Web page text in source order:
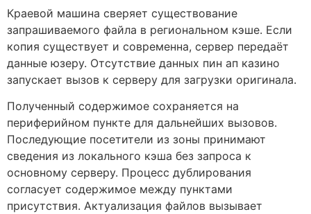
Краевой машина сверяет существование
запрашиваемого файла в региональном кэше. Если
копия существует и современна, сервер передаёт
данные юзеру. Отсутствие данных пин ап казино
запускает вызов к серверу для загрузки оригинала.
Полученный содержимое сохраняется на
периферийном пункте для дальнейших вызовов.
Последующие посетители из зоны принимают
сведения из локального кэша без запроса к
основному серверу. Процесс дублирования
согласует содержимое между пунктами
присутствия. Актуализация файлов вызывает